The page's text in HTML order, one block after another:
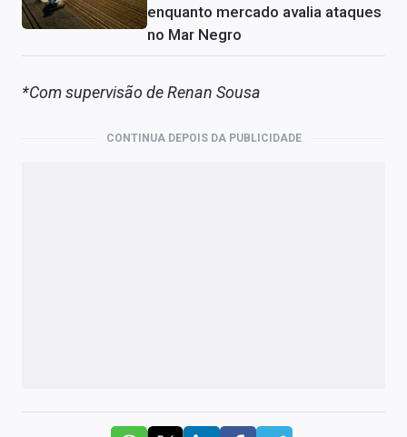
enquanto mercado avalia ataques
no Mar Negro
*Com supervisão de Renan Sousa
CONTINUA DEPOIS DA PUBLICIDADE